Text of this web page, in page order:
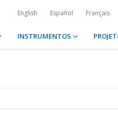
English Español Français
INSTRUMENTOS